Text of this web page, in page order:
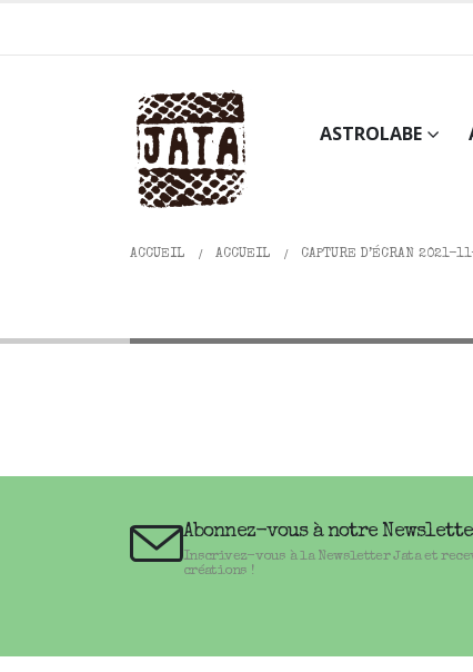
ASTROLABE
ACCUEIL ACCUEIL CAPTURE D’ÉCRAN 2021-
Abonnez-vous à notre
Inscrivez-vous à la Newsletter Jata et
créations !